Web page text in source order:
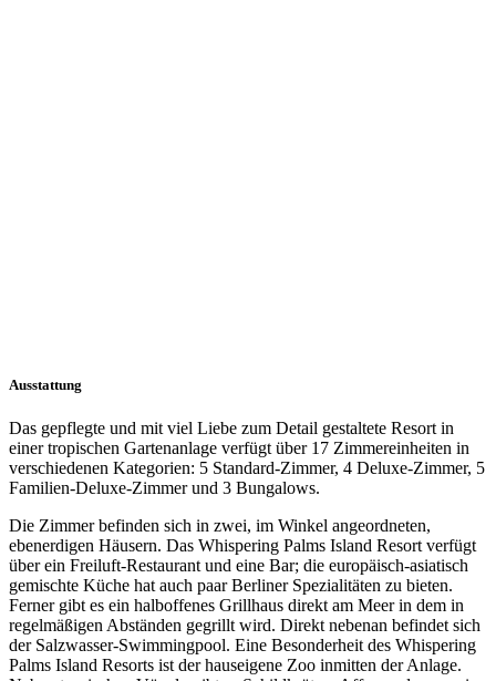
Ausstattung
Das gepflegte und mit viel Liebe zum Detail gestaltete Resort in
einer tropischen Gartenanlage verfügt über 17 Zimmereinheiten in
verschiedenen Kategorien: 5 Standard-Zimmer, 4 Deluxe-Zimmer, 5
Familien-Deluxe-Zimmer und 3 Bungalows.
Die Zimmer befinden sich in zwei, im Winkel angeordneten,
ebenerdigen Häusern. Das Whispering Palms Island Resort verfügt
über ein Freiluft-Restaurant und eine Bar; die europäisch-asiatisch
gemischte Küche hat auch paar Berliner Spezialitäten zu bieten.
Ferner gibt es ein halboffenes Grillhaus direkt am Meer in dem in
regelmäßigen Abständen gegrillt wird. Direkt nebenan befindet sich
der Salzwasser-Swimmingpool. Eine Besonderheit des Whispering
Palms Island Resorts ist der hauseigene Zoo inmitten der Anlage.